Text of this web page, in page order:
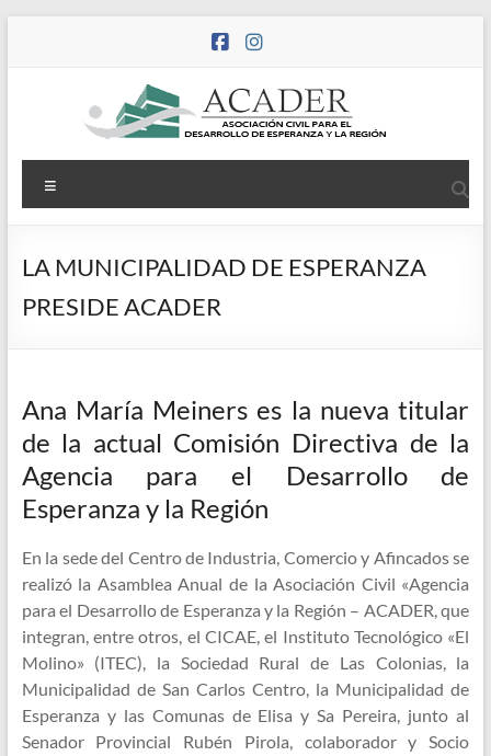
ACADER
Asociación
Civil
Agencia
Desarrollo
de
Esperanza
LA MUNICIPALIDAD DE ESPERANZA
PRESIDE ACADER
Ana María Meiners es la nueva titular
de la actual Comisión Directiva de la
Agencia para el Desarrollo de
Esperanza y la Región
En la sede del Centro de Industria, Comercio y Afincados se
realizó la Asamblea Anual de la Asociación Civil «Agencia
para el Desarrollo de Esperanza y la Región – ACADER, que
integran, entre otros, el CICAE, el Instituto Tecnológico «El
Molino» (ITEC), la Sociedad Rural de Las Colonias, la
Municipalidad de San Carlos Centro, la Municipalidad de
Esperanza y las Comunas de Elisa y Sa Pereira, junto al
Senador Provincial Rubén Pirola, colaborador y Socio